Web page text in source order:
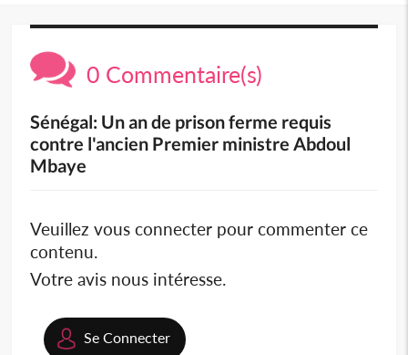
0 Commentaire(s)
Sénégal: Un an de prison ferme requis
contre l'ancien Premier ministre Abdoul
Mbaye
Veuillez vous connecter pour commenter ce
contenu.
Votre avis nous intéresse.
Se Connecter